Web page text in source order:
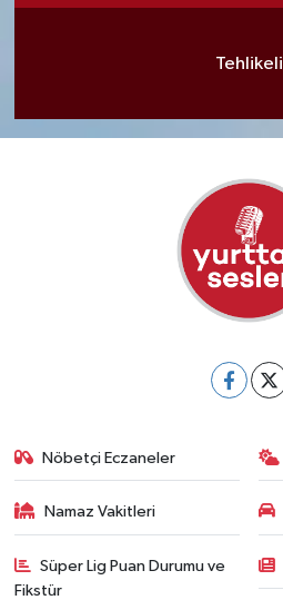
Tehlikeli
Nöbetçi Eczaneler
Namaz Vakitleri
Süper Lig Puan Durumu ve
Fikstür